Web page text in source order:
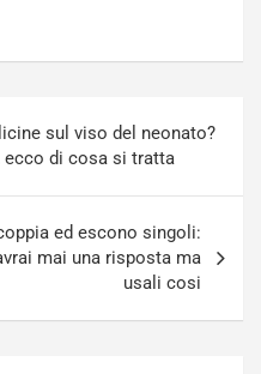
sul viso del neonato?
ecco di cosa si tratta
ed escono singoli:
mai una risposta ma
usali cosi